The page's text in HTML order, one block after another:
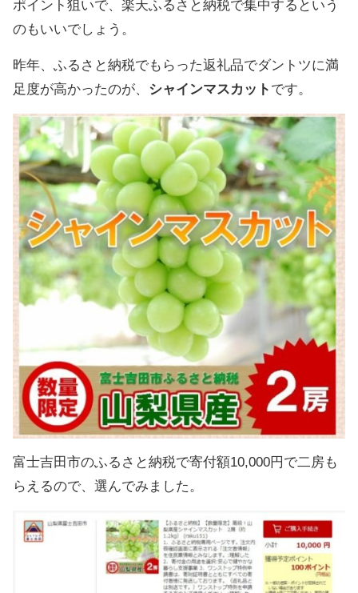
ポイント狙いで、楽天ふるさと納税で集中するという
のもいいでしょう。
昨年、ふるさと納税でもらった返礼品でダントツに満
足度が高かったのが、 シャインマスカット です。
富士吉田市のふるさと納税で寄付額10,000円で二房も
らえるので、選んでみました。